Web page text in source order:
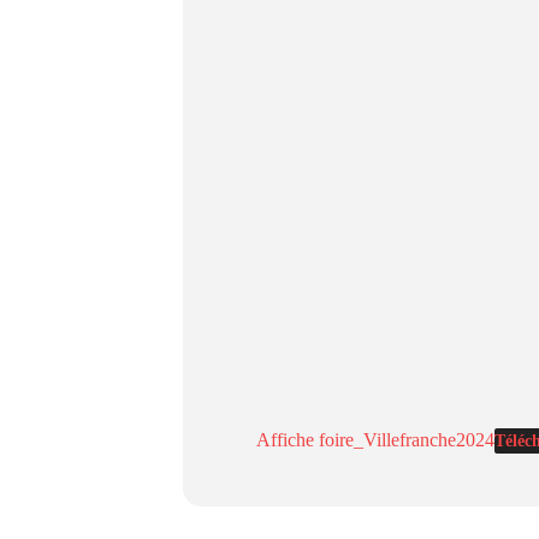
Affiche foire_Villefranche2024